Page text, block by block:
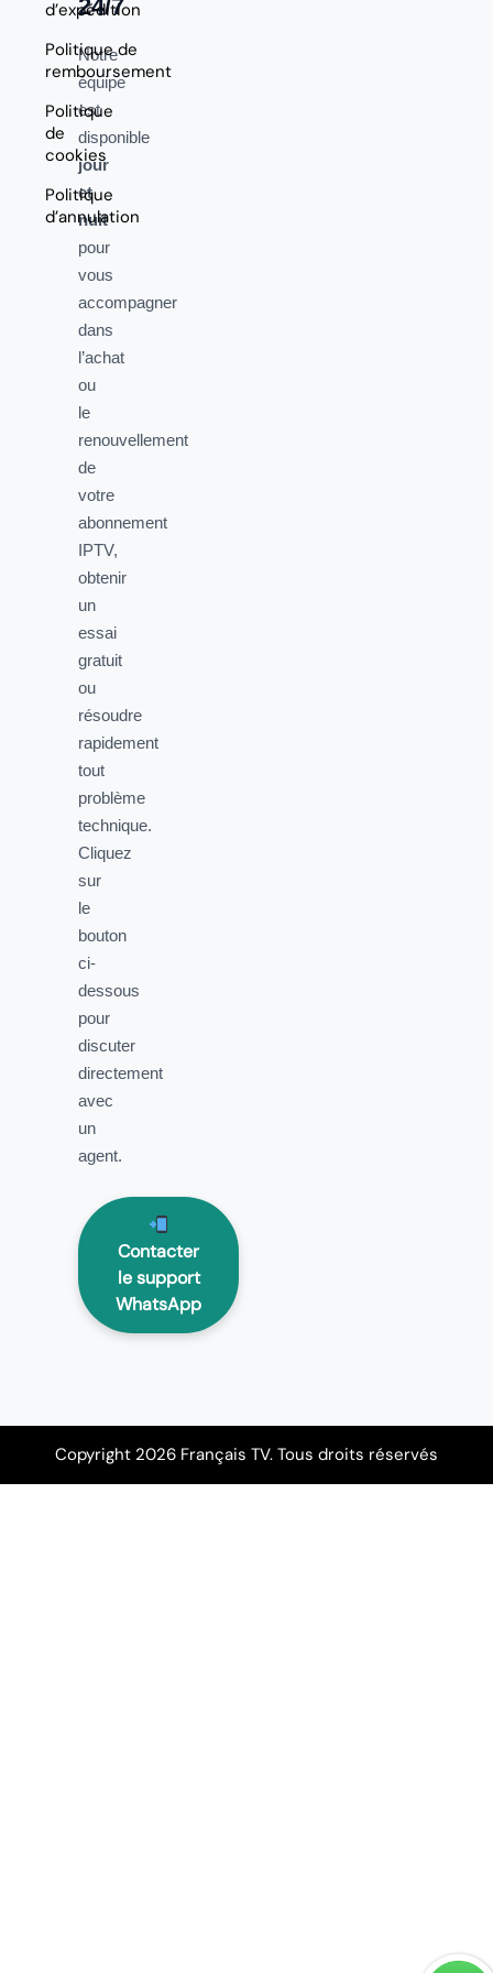
d’expédition
Politique de
remboursement
Politique
de
cookies
Politique
d’annulation
24/7
Notre
équipe
est
disponible
jour
et
nuit
pour
vous
accompagner
dans
l’achat
ou
le
renouvellement
de
votre
abonnement
IPTV,
obtenir
un
essai
gratuit
ou
résoudre
rapidement
tout
problème
technique.
Cliquez
sur
le
bouton
ci-
dessous
pour
discuter
directement
avec
un
agent.
Contacter
le support
WhatsApp
Copyright 2026 Français TV. Tous droits réservés